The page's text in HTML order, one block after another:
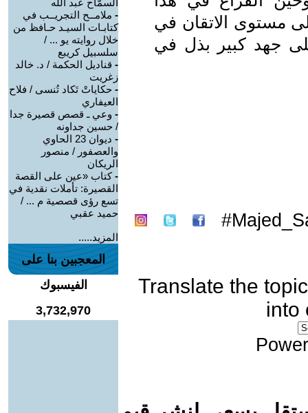
مستوى الاتقان في
جهد كبير بذل في
Translate the topic
into
السمّاح عبد الله
- ملامــح التجريــب في
كتابـات السيـد حـافظ من
خلال روايته يو ... /
سلسبيل كريبع
- قناديل الحكمة / د. خالد
زغريت
- حكاياتْ تَكاد تُنسى / فلاح
العيفاري
- وعي ـ قصص قصيرة جدا
/ حسين جداونه
-
ديوان 23 الحاوي
والعصفور / منصور
الريكان
-كتاب «عين على القصة
القصيرة: تأملات نقدية في
تسع رؤى قصصية م ... /
حميد عقبي
المزيد.....
المعجبين بنا على
الفيسبوك
3,732,970